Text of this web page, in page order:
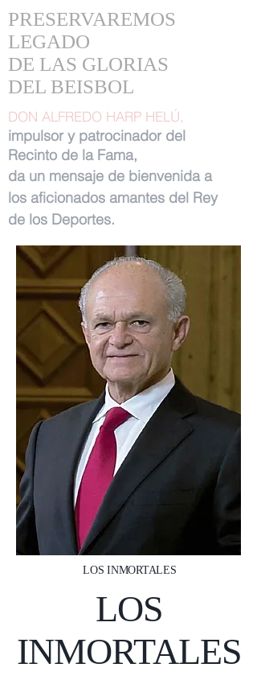
PRESERVAREMOS
LEGADO
DE LAS GLORIAS
DEL BEISBOL
DON ALFREDO HARP HELÚ,
impulsor y patrocinador del
Recinto de la Fama,
da un mensaje de bienvenida a
los aficionados amantes del Rey
de los Deportes.
LOS INMORTALES
LOS
INMORTALES